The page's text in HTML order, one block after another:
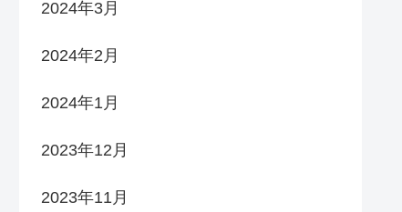
2024年3月
2024年2月
2024年1月
2023年12月
2023年11月